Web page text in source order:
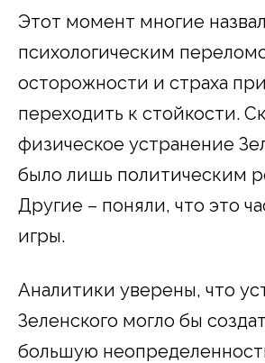
Этот момент многие
психологическим
осторожности и страха
переходить к стойкости.
физическое устранение
было лишь политическим
Другие – поняли, что это
игры.
Аналитики уверены, что
Зеленского могло бы
большую